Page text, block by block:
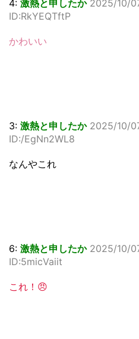
4: 激熱と申したか 2025/10/
ID:RkYEQTftP
かわいい
3: 激熱と申したか 2025/10/
ID:/EgNn2WL8
なんやこれ
6: 激熱と申したか 2025/10/
ID:5micVaiit
これ！😠